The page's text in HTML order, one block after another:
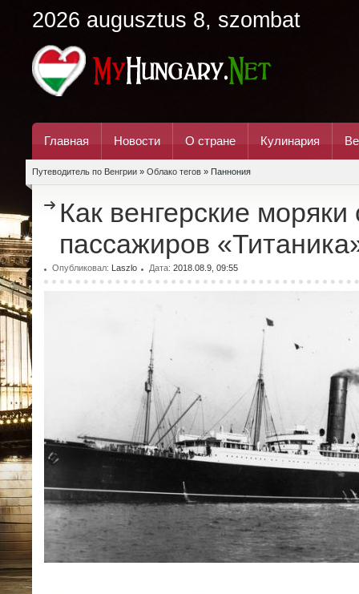
2026 augusztus 8, szombat
Главная Новости О стране Кулинария
Путеводитель по Венгрии » Облако тегов » Паннония
Как венгерские моряки
пассажиров
Опубликовал: Laszlo Дата: 2018.08.9, 09:55